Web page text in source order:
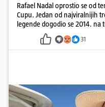
Rafael Nadal oprostio se od
Cupu. Jedan od najviralnijih
legende dogodio se 2014.
pažnju odvlačila ljepotica iza
31